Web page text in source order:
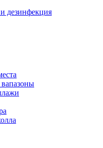
дезинфекция